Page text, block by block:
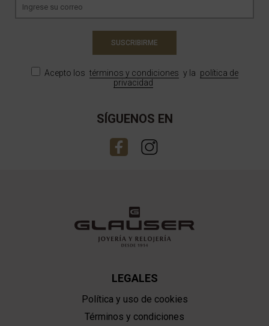
SUSCRIBIRME
Acepto los términos y condiciones y la política de
privacidad
SÍGUENOS EN
LEGALES
Política y uso de cookies
Términos y condiciones